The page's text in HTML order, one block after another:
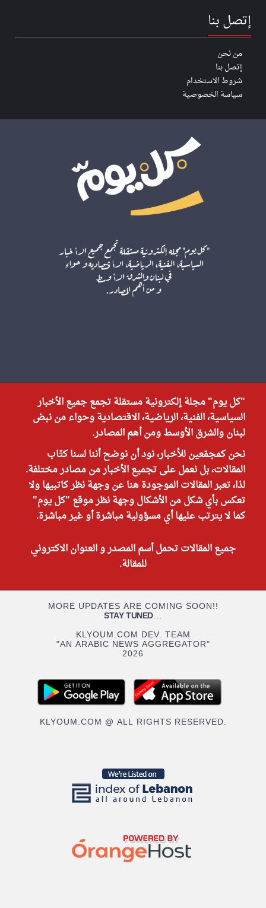
إتصل بنا
من نحن
إتصل بنا
شروط الاستخدام
سياسة الخصوصية
"كل يوم" مجلة إلكترونية مستقلة تجمع جميع الأخبار
السياسية، الفنية، الرياضية، الاقتصادية وحواء من نبض
لبنان والشرق الأوسط ومن أهم المصادر.
نحن كمجمّعين للأخبار، نود أن نوضح أننا لسنا كتّاب
المقالات، بل نعمل على تجميع الأخبار من مصادر مختلفة.
لذا، تعبر المقالات الموجودة هنا عن وجهة نظر كاتبيها ولا
تعكس بأي شكل من الأشكال وجهة نظر موقع "كل يوم"
كما لا يترتب عليها أي مسؤولية مباشرة أو غير مباشرة.
جميع المقالات تحمل أسم المصدر و العنوان الاكتروني
للمقالة.
MORE UPDATES ARE COMING SOON!!
STAY TUNED...
KLYOUM.COM DEV. TEAM
"AN ARABIC NEWS AGGREGATOR"
2026
KLYOUM.COM @ ALL RIGHTS RESERVED.